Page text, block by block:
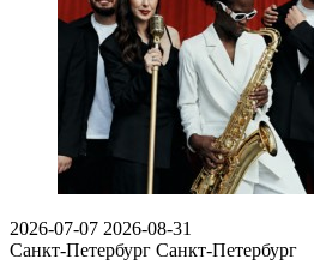
2026-07-07 2026-08-31
Санкт-Петербург Санкт-Петербург